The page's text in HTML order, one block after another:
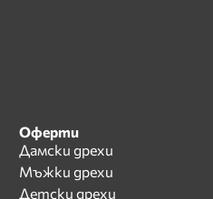
Оферти
Дамски дрехи
Мъжки дрехи
Детски дрехи